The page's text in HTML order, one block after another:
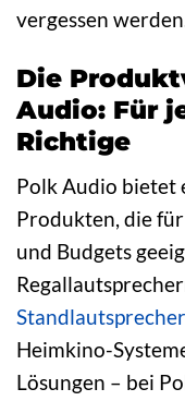
vergessen
Die
Audio: Für
Richtige
Polk Audio bietet
Produkten, die
und Budgets
Standlautsprecher
Heimkino-
Lösungen – bei